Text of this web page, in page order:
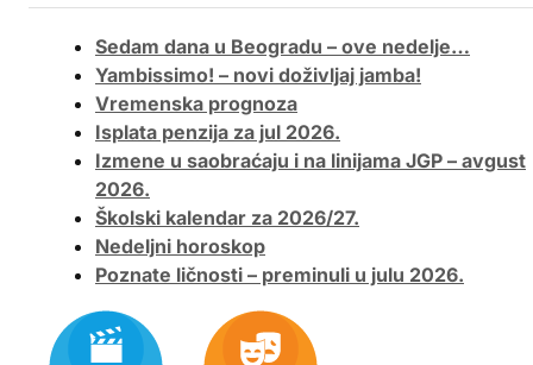
Sedam dana u Beogradu – ove nedelje…
Yambissimo! – novi doživljaj jamba!
Vremenska prognoza
Isplata penzija za jul 2026.
Izmene u saobraćaju i na linijama JGP – avgust
2026.
Školski kalendar za 2026/27.
Nedeljni horoskop
Poznate ličnosti – preminuli u julu 2026.